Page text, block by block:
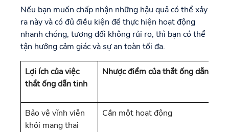
Nếu bạn muốn chấp nhận những hậu quả có thể xảy
ra này và có đủ điều kiện để thực hiện hoạt động
nhanh chóng, tương đối không rủi ro, thì bạn có thể
tận hưởng cảm giác và sự an toàn tối đa.
Lợi ích của việc
thắt ống dẫn tinh
Nhược điểm của thắt ống dẫn tinh
Bảo vệ vĩnh viễn
khỏi mang thai
Cần một hoạt động